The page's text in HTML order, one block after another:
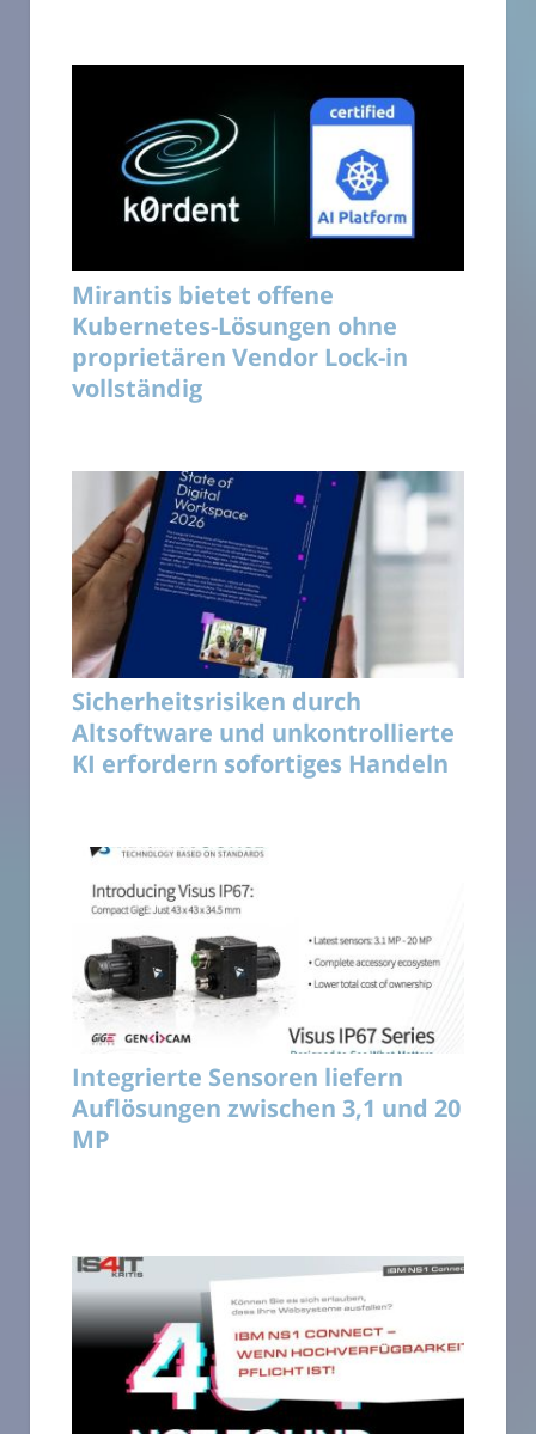
Mirantis bietet offene
Kubernetes-Lösungen ohne
proprietären Vendor Lock-in
vollständig
Sicherheitsrisiken durch
Altsoftware und unkontrollierte
KI erfordern sofortiges Handeln
Integrierte Sensoren liefern
Auflösungen zwischen 3,1 und 20
MP